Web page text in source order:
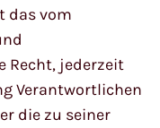
das vom
Recht, jederzeit
Verantwortlichen
die zu seiner